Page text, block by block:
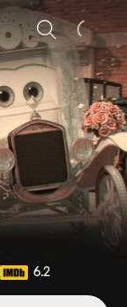
Sök
6.2